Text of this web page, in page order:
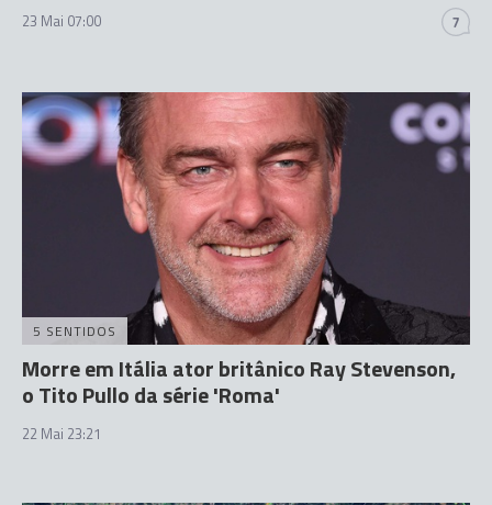
23 Mai 07:00 7
5 SENTIDOS
Morre em Itália ator britânico Ray Stevenson,
o Tito Pullo da série 'Roma'
22 Mai 23:21